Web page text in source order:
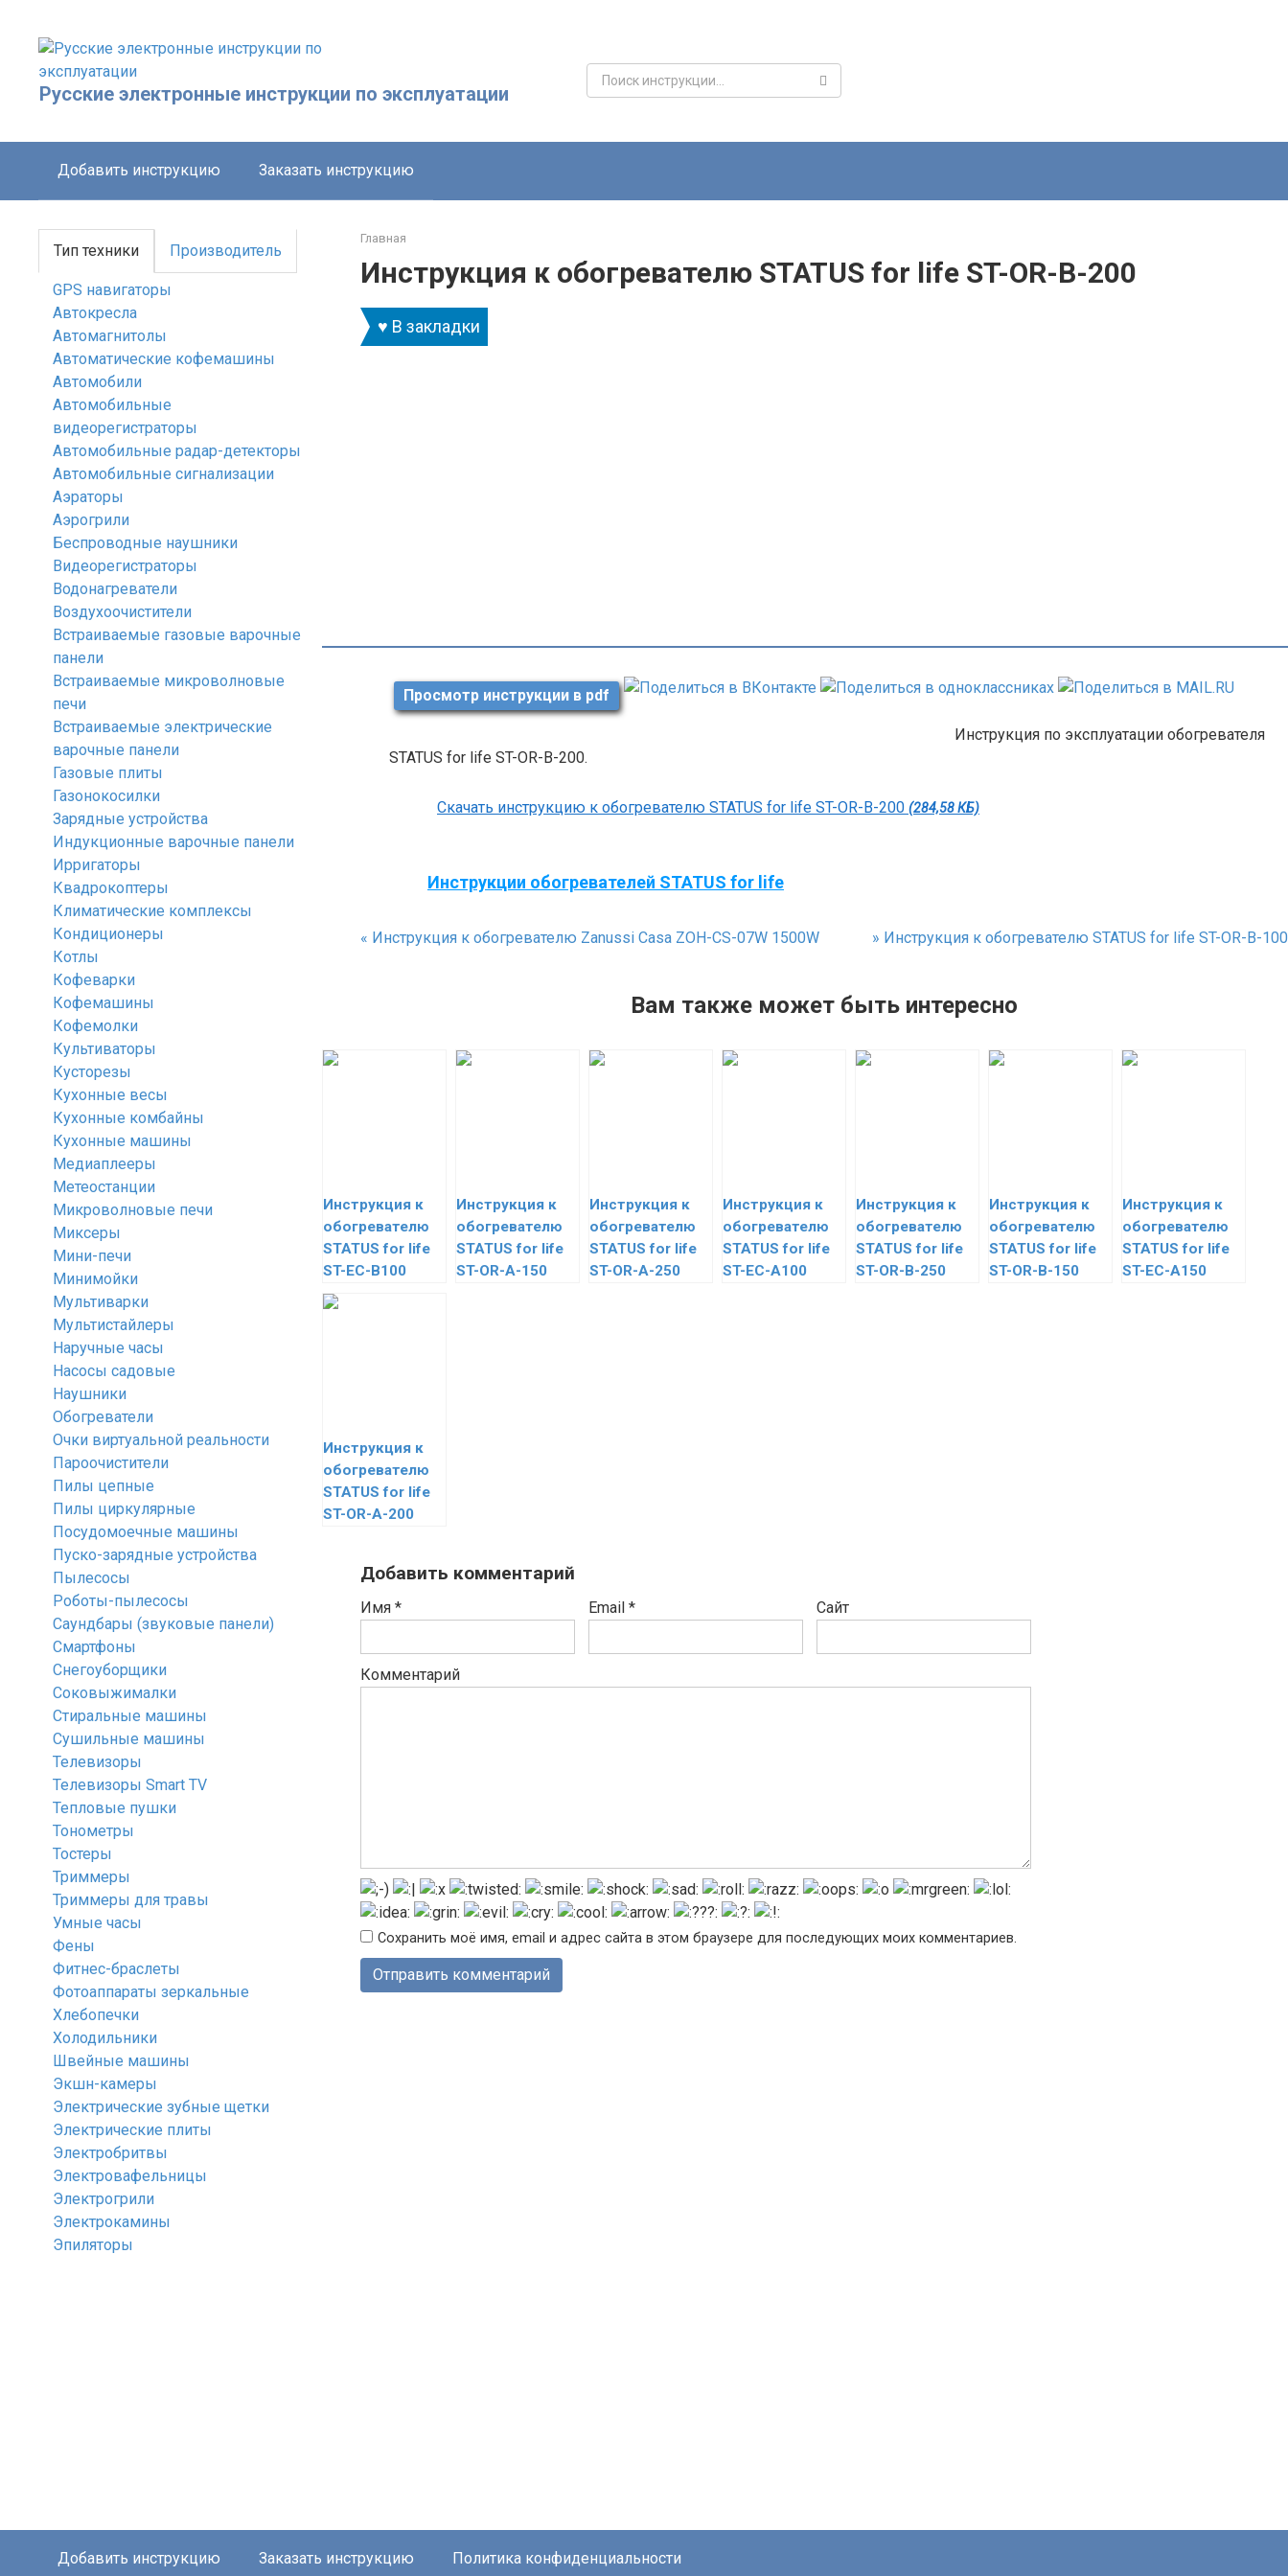
контенту
Русские электронные инструкции по эксплуатации
Поиск:
Добавить инструкцию Заказать инструкцию
Главная
Инструкция к обогревателю STATUS for life ST-OR-B-200
♥ В закладки
Просмотр инструкции в pdf
Инструкция по эксплуатации обогревателя
STATUS for life ST-OR-B-200.
Скачать инструкцию к обогревателю STATUS for life ST-OR-B-200 (284,58 КБ)
Инструкции обогревателей STATUS for life
« Инструкция к обогревателю Zanussi Casa ZOH-CS-07W 1500W » Инструкция к обогревателю STATUS for life ST-OR-B-100
Вам также может быть интересно
Инструкция к
обогревателю
STATUS for life
ST-EC-B100
Инструкция к
обогревателю
STATUS for life
ST-OR-A-150
Инструкция к
обогревателю
STATUS for life
ST-OR-A-250
Инструкция к
обогревателю
STATUS for life
ST-EC-A100
Инструкция к
обогревателю
STATUS for life
ST-OR-B-250
Инструкция к
обогревателю
STATUS for life
ST-OR-B-150
Инструкция к
обогревателю
STATUS for life
ST-EC-A150
Инструкция к
обогревателю
STATUS for life
ST-OR-A-200
Добавить комментарий
Имя * Email * Сайт
Комментарий
Сохранить моё имя, email и адрес сайта в этом браузере для последующих моих комментариев.
Тип техники Производитель
GPS навигаторы
Автокресла
Автомагнитолы
Автоматические кофемашины
Автомобили
Автомобильные
видеорегистраторы
Автомобильные радар-детекторы
Автомобильные сигнализации
Аэраторы
Аэрогрили
Беспроводные наушники
Видеорегистраторы
Водонагреватели
Воздухоочистители
Встраиваемые газовые варочные
панели
Встраиваемые микроволновые
печи
Встраиваемые электрические
варочные панели
Газовые плиты
Газонокосилки
Зарядные устройства
Индукционные варочные панели
Ирригаторы
Квадрокоптеры
Климатические комплексы
Кондиционеры
Котлы
Кофеварки
Кофемашины
Кофемолки
Культиваторы
Кусторезы
Кухонные весы
Кухонные комбайны
Кухонные машины
Медиаплееры
Метеостанции
Микроволновые печи
Миксеры
Мини-печи
Минимойки
Мультиварки
Мультистайлеры
Наручные часы
Насосы садовые
Наушники
Обогреватели
Очки виртуальной реальности
Пароочистители
Пилы цепные
Пилы циркулярные
Посудомоечные машины
Пуско-зарядные устройства
Пылесосы
Роботы-пылесосы
Саундбары (звуковые панели)
Смартфоны
Снегоуборщики
Соковыжималки
Стиральные машины
Сушильные машины
Телевизоры
Телевизоры Smart TV
Тепловые пушки
Тонометры
Тостеры
Триммеры
Триммеры для травы
Умные часы
Фены
Фитнес-браслеты
Фотоаппараты зеркальные
Хлебопечки
Холодильники
Швейные машины
Экшн-камеры
Электрические зубные щетки
Электрические плиты
Электробритвы
Электровафельницы
Электрогрили
Электрокамины
Эпиляторы
Добавить инструкцию Заказать инструкцию Политика конфиденциальности